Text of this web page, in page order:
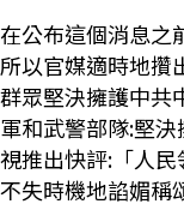
在公布這個消息之
所以官媒適時地攢
群眾堅決擁護中共
軍和武警部隊:堅
視推出快評:「人
不失時機地諂媚稱